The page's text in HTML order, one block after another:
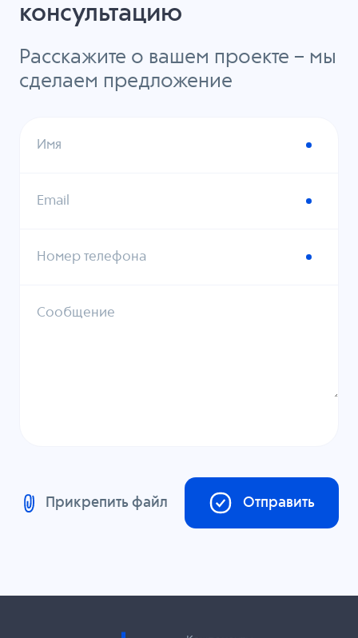
консультацию
Расскажите о вашем проекте – мы
сделаем предложение
Имя
Email
Номер телефона
Сообщение
Прикрепить файл Отправить